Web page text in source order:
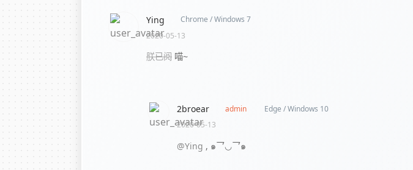
Ying
Chrome / Windows 7
2020-05-13
朕已阅 喵~
2broear admin
Edge / Windows 10
2020-05-13
@Ying , ๑乛◡乛๑